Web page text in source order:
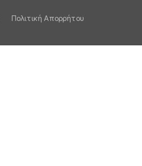
Πολιτική Απορρήτου